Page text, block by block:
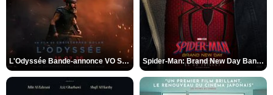
L'Odyssée Bande-annonce VO STFR Spider-Man: Brand New Day Bande-annonce VO STFR